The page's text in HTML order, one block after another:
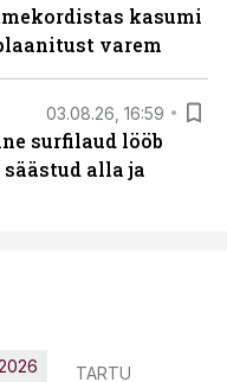
kasumi
varem
03.08.26, 16:59
surfilaud lööb
alla ja
TARTU